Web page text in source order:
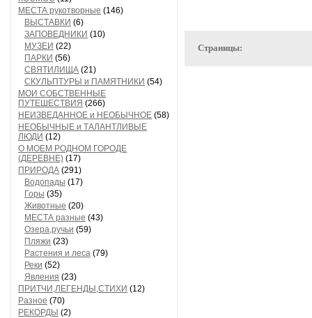
МЕСТА рукотворные (146)
ВЫСТАВКИ (6)
ЗАПОВЕДНИКИ (10)
МУЗЕИ (22)
ПАРКИ (56)
СВЯТИЛИЩА (21)
СКУЛЬПТУРЫ и ПАМЯТНИКИ (54)
МОИ СОБСТВЕННЫЕ
ПУТЕШЕСТВИЯ (266)
НЕИЗВЕДАННОЕ и НЕОБЫЧНОЕ (58)
НЕОБЫЧНЫЕ и ТАЛАНТЛИВЫЕ
ЛЮДИ (12)
О МОЕМ РОДНОМ ГОРОДЕ
(ДЕРЕВНЕ) (17)
ПРИРОДА (291)
Водопады (17)
Горы (35)
Животные (20)
МЕСТА разные (43)
Озера,ручьи (59)
Пляжи (23)
Растения и леса (79)
Реки (52)
Явления (23)
ПРИТЧИ,ЛЕГЕНДЫ,СТИХИ (12)
Разное (70)
РЕКОРДЫ (2)
Страницы: